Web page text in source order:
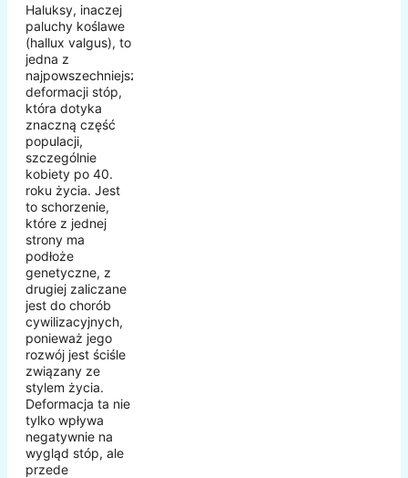
Haluksy, inaczej
paluchy koślawe
(hallux valgus), to
jedna z
najpowszechniejszych
deformacji stóp,
która dotyka
znaczną część
populacji,
szczególnie
kobiety po 40.
roku życia. Jest
to schorzenie,
które z jednej
strony ma
podłoże
genetyczne, z
drugiej zaliczane
jest do chorób
cywilizacyjnych,
ponieważ jego
rozwój jest ściśle
związany ze
stylem życia.
Deformacja ta nie
tylko wpływa
negatywnie na
wygląd stóp, ale
przede